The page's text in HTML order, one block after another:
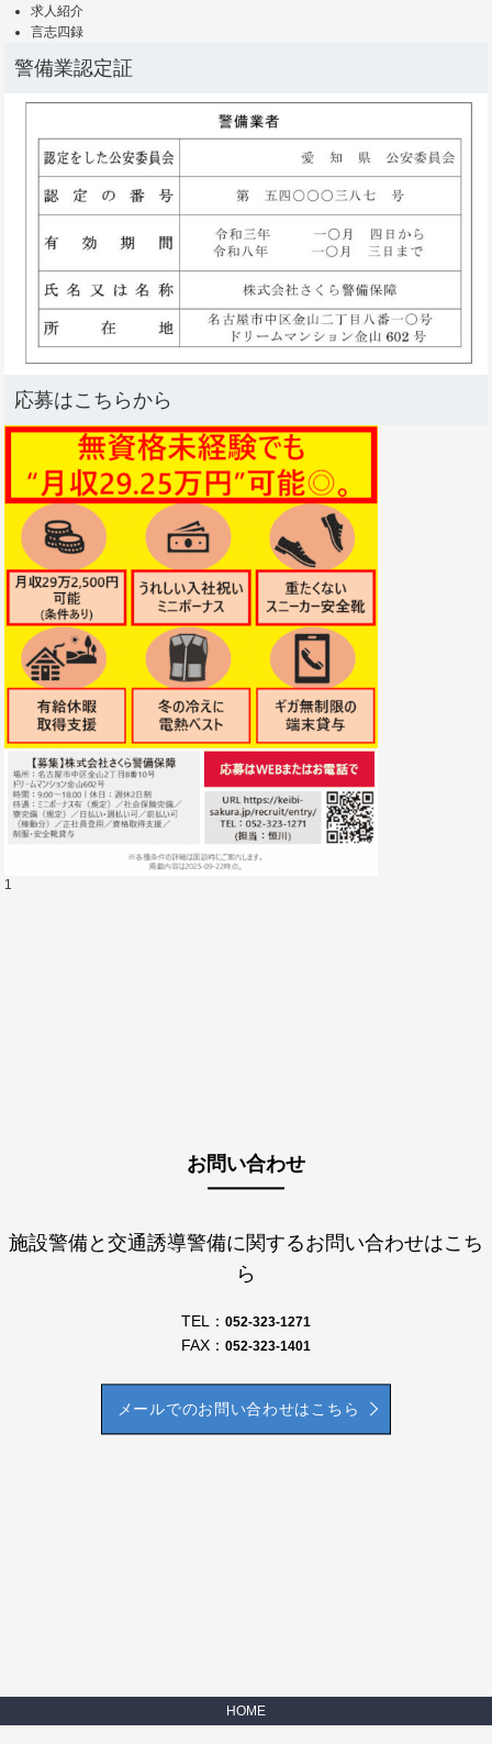
求人紹介
言志四録
警備業認定証
応募はこちらから
1
お問い合わせ
施設警備と交通誘導警備に関するお問い合わせはこち
ら
TEL： 052-323-1271
FAX： 052-323-1401
メールでのお問い合わせはこちら
HOME